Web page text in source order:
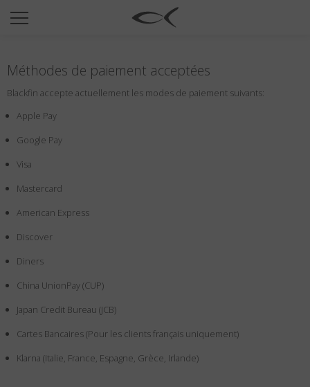
SUN
COLLECTIONS
NEOMADEINITALY
TITANIUM
B2B
Rechercher
Pays
Méthodes de paiement acceptées
Blackfin accepte actuellement les modes de paiement suivants:
Apple Pay
Google Pay
Visa
Mastercard
American Express
Discover
Diners
China UnionPay (CUP)
Japan Credit Bureau (JCB)
Cartes Bancaires (Pour les clients français uniquement)
Klarna (Italie, France, Espagne, Grèce, Irlande)